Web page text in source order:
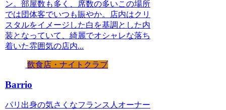
ン。部屋数も多く、席数の多いこの場所
では団体客でいつも賑やか。店内はクリ
スタルをイメージした白を基調とした内
装となっていて、綺麗でオシャレな落ち
着いた雰囲気の店内...
飲食店・ナイトクラブ
Barrio
パリ出身の気さくなフランス人オーナー